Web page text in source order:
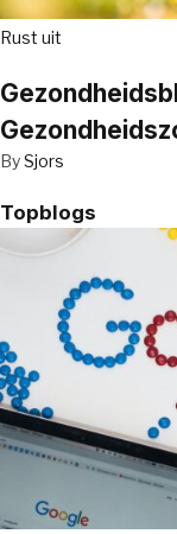
Rust uit
BySjors
Topblogs